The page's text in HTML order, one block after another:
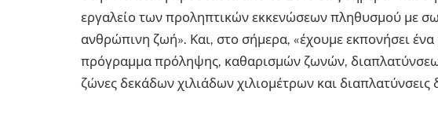
εργαλείο των προληπτικών εκκενώσεων πληθυσμού με
ανθρώπινη ζωή». Και, στο σήμερα, «έχουμε εκπονήσει
πρόγραμμα πρόληψης, καθαρισμών ζωνών,
ζώνες δεκάδων χιλιάδων χιλιομέτρων και